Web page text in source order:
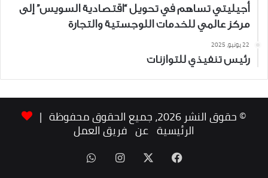
أجيليتي تساهم في تحويل “اقتصادية السويس” إلى
مركز عالمي للخدمات اللوجستية والتجارة
22 يونيو، 2025
رئيس تنفيذي للتوازنات
© حقوق النشر 2026، جميع الحقوق محفوظة |
الرئيسية عن فريق العمل
فيسبوك
انستقرامواتساب